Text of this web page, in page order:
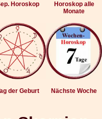
Horoskop
Horoskop alle
Monate
der Geburt Nächste Woche